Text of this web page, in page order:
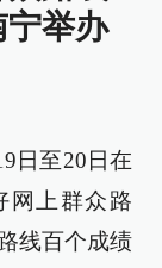
宁举办
日至20日在
网上群众路
线百个成绩